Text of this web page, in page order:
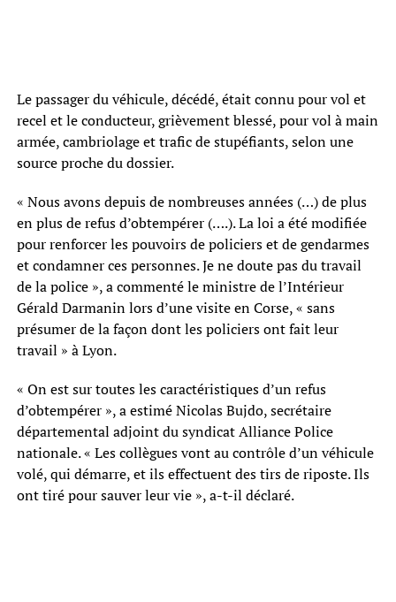
Le passager du véhicule, décédé, était connu pour vol et
recel et le conducteur, grièvement blessé, pour vol à main
armée, cambriolage et trafic de stupéfiants, selon une
source proche du dossier.
« Nous avons depuis de nombreuses années (…) de plus
en plus de refus d’obtempérer (….). La loi a été modifiée
pour renforcer les pouvoirs de policiers et de gendarmes
et condamner ces personnes. Je ne doute pas du travail
de la police », a commenté le ministre de l’Intérieur
Gérald Darmanin lors d’une visite en Corse, « sans
présumer de la façon dont les policiers ont fait leur
travail » à Lyon.
« On est sur toutes les caractéristiques d’un refus
d’obtempérer », a estimé Nicolas Bujdo, secrétaire
départemental adjoint du syndicat Alliance Police
nationale. « Les collègues vont au contrôle d’un véhicule
volé, qui démarre, et ils effectuent des tirs de riposte. Ils
ont tiré pour sauver leur vie », a-t-il déclaré.